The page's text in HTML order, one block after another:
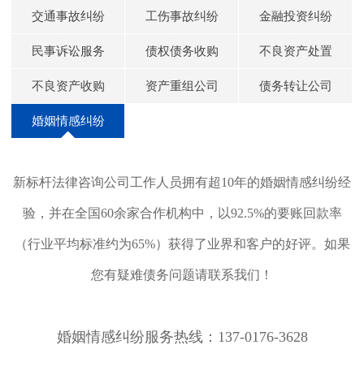
交通事故纠纷 工伤事故纠纷 金融投资纠纷
民事诉讼服务 债权债务收购 不良资产处置
不良资产收购 资产重组公司 债务转让公司
婚姻情感纠纷
新标杆法律咨询公司工作人员拥有超10年的婚姻情感纠纷经
验，并在全国60余家合作机构中，以92.5%的要账回款率
（行业平均标准约为65%）获得了业界和客户的好评。如果
您有疑难债务问题请联系我们！
婚姻情感纠纷服务热线：137-0176-3628